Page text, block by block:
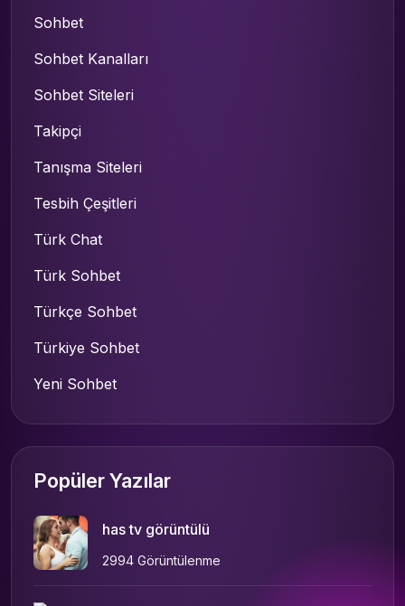
Sohbet
Sohbet Kanalları
Sohbet Siteleri
Takipçi
Tanışma Siteleri
Tesbih Çeşitleri
Türk Chat
Türk Sohbet
Türkçe Sohbet
Türkiye Sohbet
Yeni Sohbet
Popüler Yazılar
has tv görüntülü
2994 Görüntülenme